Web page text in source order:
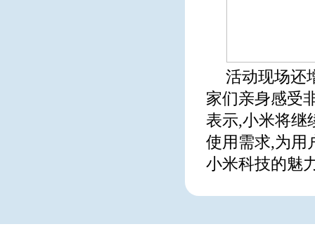
活动现场还
家们亲身感受
表示,小米将继
使用需求,为用
小米科技的魅